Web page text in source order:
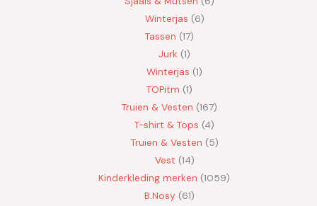
Winterjas 6
Tassen 17
Jurk 1
Winterjas 1
TOPitm 1
Truien & Vesten 167
T-shirt & Tops 4
Truien & Vesten 5
Vest 14
Kinderkleding merken 1059
B.Nosy 61